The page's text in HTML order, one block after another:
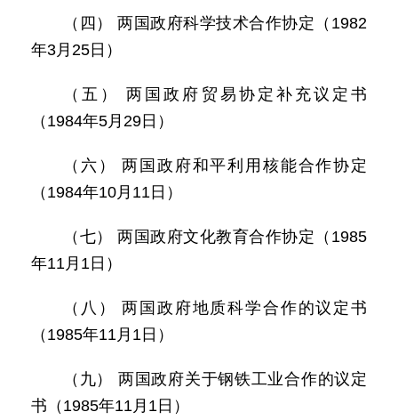
（四） 两国政府科学技术合作协定（1982
年3月25日）
（五） 两国政府贸易协定补充议定书
（1984年5月29日）
（六） 两国政府和平利用核能合作协定
（1984年10月11日）
（七） 两国政府文化教育合作协定（1985
年11月1日）
（八） 两国政府地质科学合作的议定书
（1985年11月1日）
（九） 两国政府关于钢铁工业合作的议定
书（1985年11月1日）